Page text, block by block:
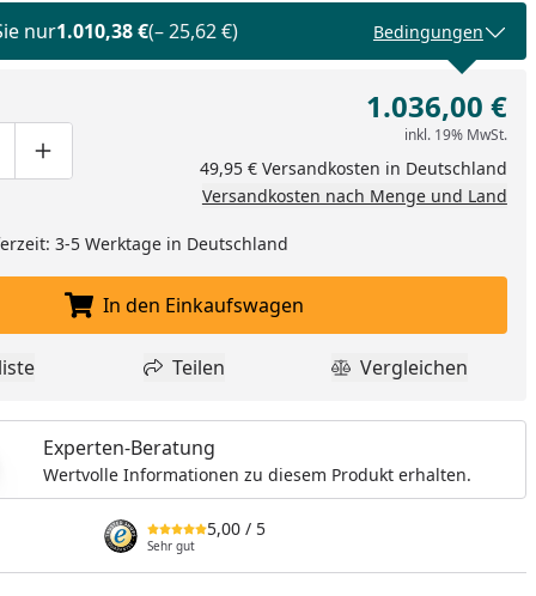
nur1.010,38 €(– 25,62 €) Bedingungen
um eins verringern
manuell eingeben
Produktmenge um eins erhöhen
1.036,00 €
inkl. 19% MwSt.
49,95 € Versandkosten in Deutschland
Versandkosten nach Menge und Land
3-5 Werktage in Deutschland
In den Einkaufswagen legen
In den Einkaufswagen
zur Wunschliste hinzufügen
Teilen
Teilen Produkt
Vergleichen
Experten-Beratung
Wertvolle Informationen zu diesem Produkt erhalten.
5,00 / 5
Sehr gut